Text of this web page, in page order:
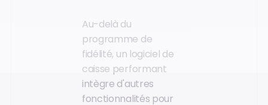
Au-delà du
programme de
fidélité, un logiciel de
caisse performant
intègre d'autres
fonctionnalités pour